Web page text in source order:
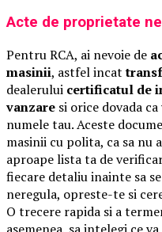
Acte de proprietate
Pentru RCA, ai nevoie de
masinii, astfel incat
dealerului certificatul de
vanzare si orice dovada
numele tau. Aceste
masinii cu polita, ca sa nu
aproape lista ta de
fiecare detaliu inainte sa
neregula, opreste-te si
O trecere rapida si a